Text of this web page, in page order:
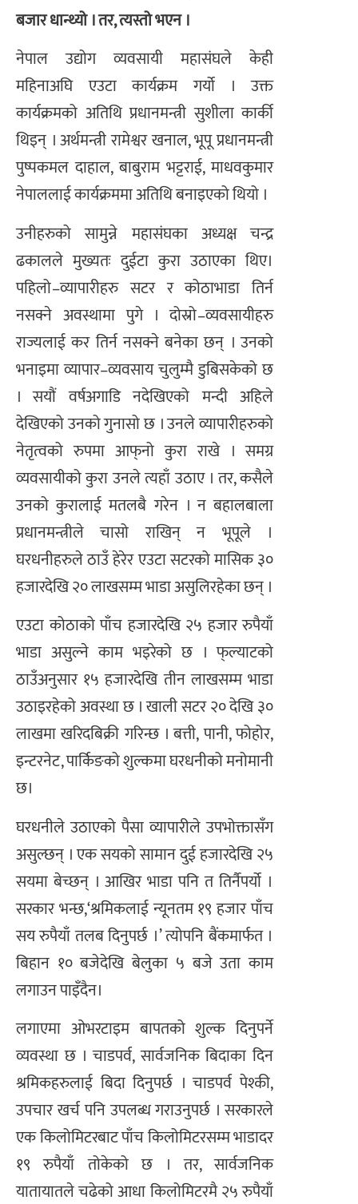
बजार धान्थ्यो । तर, त्यस्तो भएन ।
नेपाल उद्योग व्यवसायी महासंघले केही
महिनाअघि एउटा कार्यक्रम गर्यो । उक्त
कार्यक्रमको अतिथि प्रधानमन्त्री सुशीला कार्की
थिइन् । अर्थमन्त्री रामेश्वर खनाल, भूपू प्रधानमन्त्री
पुष्पकमल दाहाल, बाबुराम भट्टराई, माधवकुमार
नेपाललाई कार्यक्रममा अतिथि बनाइएको थियो ।
उनीहरुको सामुन्ने महासंघका अध्यक्ष चन्द्र
ढकालले मुख्यतः दुईटा कुरा उठाएका थिए।
पहिलो–व्यापारीहरु सटर र कोठाभाडा तिर्न
नसक्ने अवस्थामा पुगे । दोस्रो–व्यवसायीहरु
राज्यलाई कर तिर्न नसक्ने बनेका छन् । उनको
भनाइमा व्यापार–व्यवसाय चुलुम्मै डुबिसकेको छ
। सयौं वर्षअगाडि नदेखिएको मन्दी अहिले
देखिएको उनको गुनासो छ । उनले व्यापारीहरुको
नेतृत्वको रुपमा आफ्‌नो कुरा राखे । समग्र
व्यवसायीको कुरा उनले त्यहाँ उठाए । तर, कसैले
उनको कुरालाई मतलबै गरेन । न बहालबाला
प्रधानमन्त्रीले चासो राखिन् न भूपूले ।
घरधनीहरुले ठाउँ हेरेर एउटा सटरको मासिक ३०
हजारदेखि २० लाखसम्म भाडा असुलिरहेका छन् ।
एउटा कोठाको पाँच हजारदेखि २५ हजार रुपैयाँ
भाडा असुल्ने काम भइरेको छ । फ्‌ल्याटको
ठाउँअनुसार १५ हजारदेखि तीन लाखसम्म भाडा
उठाइरहेको अवस्था छ । खाली सटर २० देखि ३०
लाखमा खरिदबिक्री गरिन्छ । बत्ती, पानी, फोहोर,
इन्टरनेट, पार्किङको शुल्कमा घरधनीको मनोमानी
छ।
घरधनीले उठाएको पैसा व्यापारीले उपभोक्तासँग
असुल्छन् । एक सयको सामान दुई हजारदेखि २५
सयमा बेच्छन् । आखिर भाडा पनि त तिर्नैपर्यो ।
सरकार भन्छ,‘श्रमिकलाई न्यूनतम १९ हजार पाँच
सय रुपैयाँ तलब दिनुपर्छ ।’ त्योपनि बैंकमार्फत ।
बिहान १० बजेदेखि बेलुका ५ बजे उता काम
लगाउन पाइँदैन।
लगाएमा ओभरटाइम बापतको शुल्क दिनुपर्ने
व्यवस्था छ । चाडपर्व, सार्वजनिक बिदाका दिन
श्रमिकहरुलाई बिदा दिनुपर्छ । चाडपर्व पेश्की,
उपचार खर्च पनि उपलब्ध गराउनुपर्छ । सरकारले
एक किलोमिटरबाट पाँच किलोमिटरसम्म भाडादर
१९ रुपैयाँ तोकेको छ । तर, सार्वजनिक
यातायातले चढेको आधा किलोमिटरमै २५ रुपैयाँ